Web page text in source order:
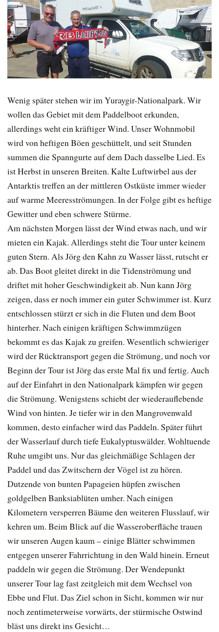
Wenig später stehen wir im Yuraygir-Nationalpark. Wir
wollen das Gebiet mit dem Paddelboot erkunden,
allerdings weht ein kräftiger Wind. Unser Wohnmobil
wird von heftigen Böen geschüttelt, und seit Stunden
summen die Spanngurte auf dem Dach dasselbe Lied. Es
ist Herbst in unseren Breiten. Kalte Luftwirbel aus der
Antarktis treffen an der mittleren Ostküste immer wieder
auf warme Meeresströmungen. In der Folge gibt es heftige
Gewitter und eben schwere Stürme.
Am nächsten Morgen lässt der Wind etwas nach, und wir
mieten ein Kajak. Allerdings steht die Tour unter keinem
guten Stern. Als Jörg den Kahn zu Wasser lässt, rutscht er
ab. Das Boot gleitet direkt in die Tidenströmung und
driftet mit hoher Geschwindigkeit ab. Nun kann Jörg
zeigen, dass er noch immer ein guter Schwimmer ist. Kurz
entschlossen stürzt er sich in die Fluten und dem Boot
hinterher. Nach einigen kräftigen Schwimmzügen
bekommt es das Kajak zu greifen. Wesentlich schwieriger
wird der Rücktransport gegen die Strömung, und noch vor
Beginn der Tour ist Jörg das erste Mal fix und fertig. Auch
auf der Einfahrt in den Nationalpark kämpfen wir gegen
die Strömung. Wenigstens schiebt der wiederauflebende
Wind von hinten. Je tiefer wir in den Mangrovenwald
kommen, desto einfacher wird das Paddeln. Später führt
der Wasserlauf durch tiefe Eukalyptuswälder. Wohltuende
Ruhe umgibt uns. Nur das gleichmäßige Schlagen der
Paddel und das Zwitschern der Vögel ist zu hören.
Dutzende von bunten Papageien hüpfen zwischen
goldgelben Banksiablüten umher. Nach einigen
Kilometern versperren Bäume den weiteren Flusslauf, wir
kehren um. Beim Blick auf die Wasseroberfläche trauen
wir unseren Augen kaum – einige Blätter schwimmen
entgegen unserer Fahrrichtung in den Wald hinein. Erneut
paddeln wir gegen die Strömung. Der Wendepunkt
unserer Tour lag fast zeitgleich mit dem Wechsel von
Ebbe und Flut. Das Ziel schon in Sicht, kommen wir nur
noch zentimeterweise vorwärts, der stürmische Ostwind
bläst uns direkt ins Gesicht…